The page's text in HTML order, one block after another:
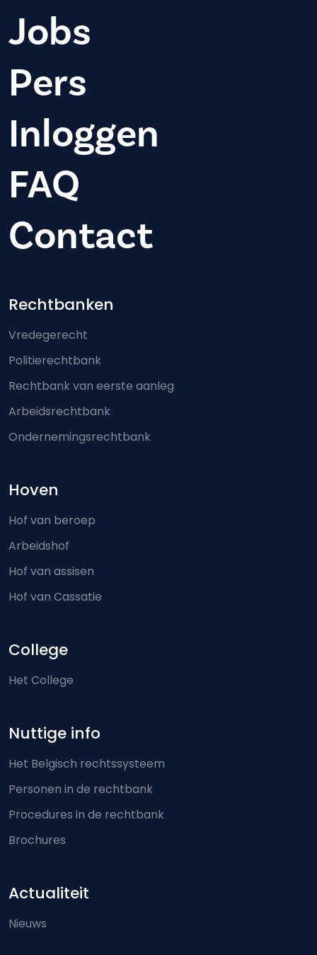
Jobs
Pers
Inloggen
FAQ
Contact
Footer-menu
Rechtbanken
Vredegerecht
Politierechtbank
Rechtbank van eerste aanleg
Arbeidsrechtbank
Ondernemingsrechtbank
Hoven
Hof van beroep
Arbeidshof
Hof van assisen
Hof van Cassatie
College
Het College
Nuttige info
Het Belgisch rechtssysteem
Personen in de rechtbank
Procedures in de rechtbank
Brochures
Actualiteit
Nieuws